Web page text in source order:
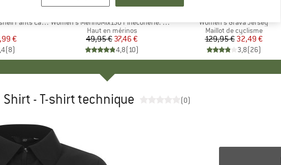
Capri Light
group
réduit
€
(8)
Article
Women's MerinoMix150 PineconeHe. Loose Tank
Product group
Haut en mérinos
Prix
49,95 €Prix réduit
37,46 €
4,8(10)
Article
Women's Grava Jersey
Product group
Maillot de cyclisme
Prix
129,95 €Prix réduit
32,49 €
3,8(26)
Shirt - T-shirt technique (0)